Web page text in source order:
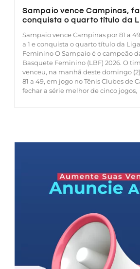
Sampaio vence Campinas,
conquista o quarto título da
Sampaio vence Campinas por 81 a
a 1 e conquista o quarto título da
Feminino O Sampaio é o campeão
Basquete Feminino (LBF) 2026. O
venceu, na manhã deste domingo
81 a 49, em jogo no Tênis Clubes de
fechar a série melhor de cinco jogos,